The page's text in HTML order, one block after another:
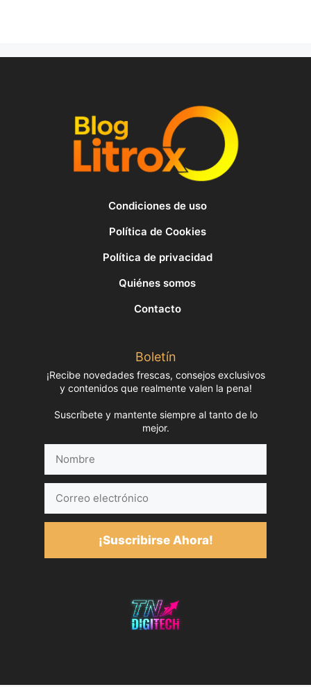
Condiciones de uso
Política de Cookies
Política de privacidad
Quiénes somos
Contacto
Boletín
¡Recibe novedades frescas, consejos exclusivos
y contenidos que realmente valen la pena!
Suscríbete y mantente siempre al tanto de lo
mejor.
electrónico
¡Suscribirse Ahora!